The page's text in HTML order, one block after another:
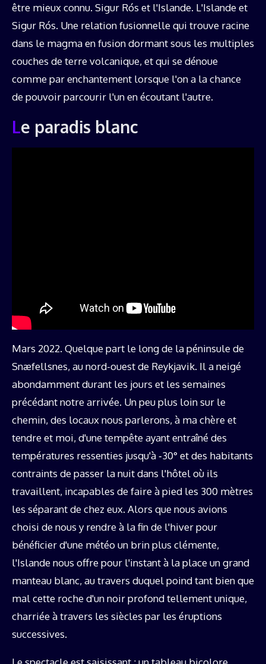
être mieux connu. Sigur Rós et l'Islande. L'Islande et
Sigur Rós. Une relation fusionnelle qui trouve racine
dans le magma en fusion dormant sous les multiples
couches de terre volcanique, et qui se dénoue
comme par enchantement lorsque l'on a la chance
de pouvoir parcourir l'un en écoutant l'autre.
Le paradis blanc
Mars 2022. Quelque part le long de la péninsule de
Snæfellsnes, au nord-ouest de Reykjavik. Il a neigé
abondamment durant les jours et les semaines
précédant notre arrivée. Un peu plus loin sur le
chemin, des locaux nous parlerons, à ma chère et
tendre et moi, d'une tempête ayant entraîné des
températures ressenties jusqu'à ‑30° et des habitants
contraints de passer la nuit dans l'hôtel où ils
travaillent, incapables de faire à pied les 300 mètres
les séparant de chez eux. Alors que nous avions
choisi de nous y rendre à la fin de l'hiver pour
bénéficier d'une météo un brin plus clémente,
l'Islande nous offre pour l'instant à la place un grand
manteau blanc, au travers duquel poind tant bien que
mal cette roche d'un noir profond tellement unique,
charriée à travers les siècles par les éruptions
successives.